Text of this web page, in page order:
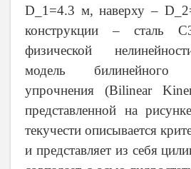
D_1=4.3 м, наверху –
конструкции – сталь
физической
модель билинейного
упрочнения (Bilinear
представленной на
текучести описывается
и представляет из себя